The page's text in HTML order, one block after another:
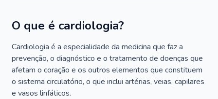
O que é cardiologia?
Cardiologia é a especialidade da medicina que faz a
prevenção, o diagnóstico e o tratamento de doenças que
afetam o coração e os outros elementos que constituem
o sistema circulatório, o que inclui artérias, veias, capilares
e vasos linfáticos.